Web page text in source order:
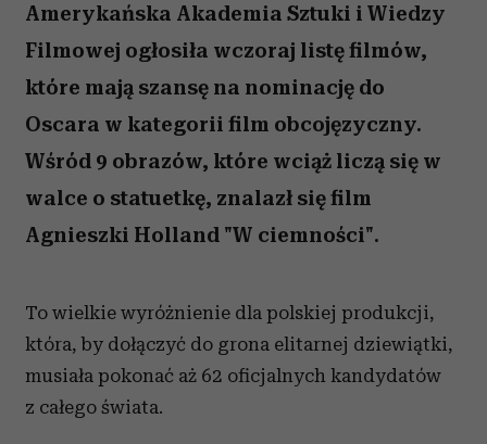
Amerykańska Akademia Sztuki i Wiedzy
Filmowej ogłosiła wczoraj listę filmów,
które mają szansę na nominację do
Oscara w kategorii film obcojęzyczny.
Wśród 9 obrazów, które wciąż liczą się w
walce o statuetkę, znalazł się film
Agnieszki Holland "W ciemności".
To wielkie wyróżnienie dla polskiej produkcji,
która, by dołączyć do grona elitarnej dziewiątki,
musiała pokonać aż 62 oficjalnych kandydatów
z całego świata.